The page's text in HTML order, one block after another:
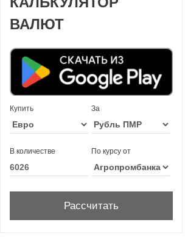
ВАЛЮТ
Купить За
В количестве По курсу от